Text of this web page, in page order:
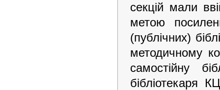
секцій мали
метою
(публічних)
методичному
самостійну
бібліотекаря